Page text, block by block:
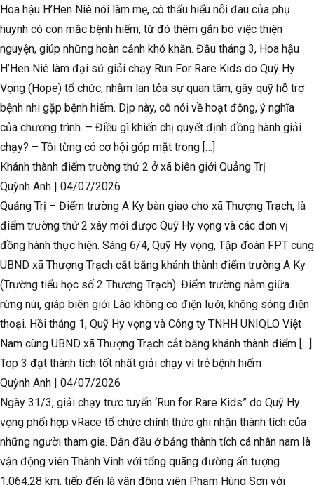
Hoa hậu H’Hen Niê nói làm mẹ, cô thấu hiểu nỗi đau của phụ
huynh có con mắc bệnh hiếm, từ đó thêm gắn bó việc thiện
nguyện, giúp những hoàn cảnh khó khăn. Đầu tháng 3, Hoa hậu
H’Hen Niê làm đại sứ giải chạy Run For Rare Kids do Quỹ Hy
Vọng (Hope) tổ chức, nhằm lan tỏa sự quan tâm, gây quỹ hỗ trợ
bệnh nhi gặp bệnh hiếm. Dịp này, cô nói về hoạt động, ý nghĩa
của chương trình. – Điều gì khiến chị quyết định đồng hành giải
chạy? – Tôi từng có cơ hội góp mặt trong […]
Khánh thành điểm trường thứ 2 ở xã biên giới Quảng Trị
Quỳnh Anh | 04/07/2026
Quảng Trị – Điểm trường A Ky bàn giao cho xã Thượng Trạch, là
điểm trường thứ 2 xây mới được Quỹ Hy vọng và các đơn vị
đồng hành thực hiện. Sáng 6/4, Quỹ Hy vọng, Tập đoàn FPT cùng
UBND xã Thượng Trạch cắt băng khánh thành điểm trường A Ky
(Trường tiểu học số 2 Thượng Trạch). Điểm trường nằm giữa
rừng núi, giáp biên giới Lào không có điện lưới, không sóng điện
thoại. Hồi tháng 1, Quỹ Hy vọng và Công ty TNHH UNIQLO Việt
Nam cùng UBND xã Thượng Trạch cắt băng khánh thành điểm […]
Top 3 đạt thành tích tốt nhất giải chạy vì trẻ bệnh hiếm
Quỳnh Anh | 04/07/2026
Ngày 31/3, giải chạy trực tuyến ‘Run for Rare Kids” do Quỹ Hy
vọng phối hợp vRace tổ chức chính thức ghi nhận thành tích của
những người tham gia. Dẫn đầu ở bảng thành tích cá nhân nam là
vận động viên Thành Vinh với tổng quãng đường ấn tượng
1.064,28 km; tiếp đến là vận động viên Phạm Hùng Sơn với